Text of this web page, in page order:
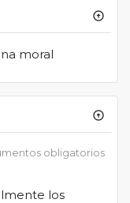
arrow_circle_up
moral
arrow_circle_up
obligatorios
los